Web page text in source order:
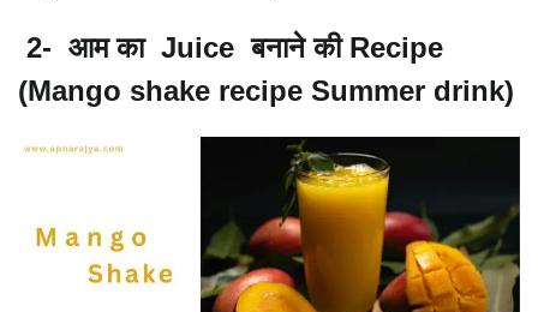
2- आम का Juice बनाने की Recipe
(Mango shake recipe Summer drink)